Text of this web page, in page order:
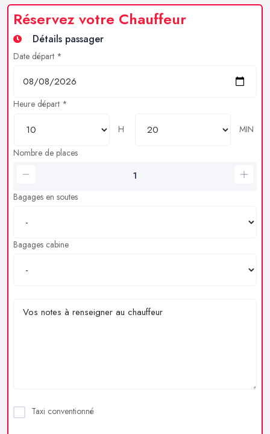
Réservez votre Chauffeur
Détails passager
Date départ *
Heure départ *
H
MIN
Nombre de places
Bagages en soutes
Bagages cabine
Taxi conventionné